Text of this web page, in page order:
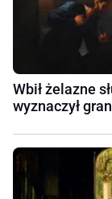
Wbił żelazne
wyznaczył